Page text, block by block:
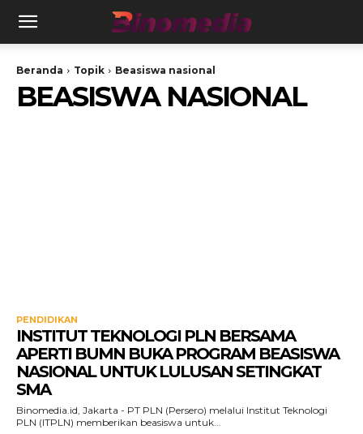
Beranda Topik Beasiswa nasional
BEASISWA NASIONAL
PENDIDIKAN
INSTITUT TEKNOLOGI PLN BERSAMA
APERTI BUMN BUKA PROGRAM BEASISWA
NASIONAL UNTUK LULUSAN SETINGKAT
SMA
Binomedia.id, Jakarta - PT PLN (Persero) melalui Institut Teknologi
PLN (ITPLN) memberikan beasiswa untuk...